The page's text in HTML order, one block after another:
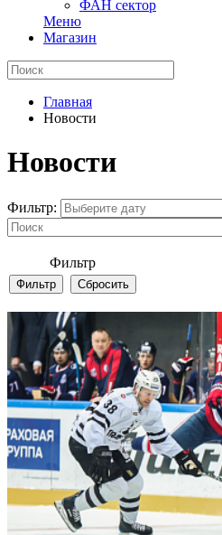
ФАН сектор
Меню
Магазин
Главная
Новости
Новости
Фильтр:
Фильтр